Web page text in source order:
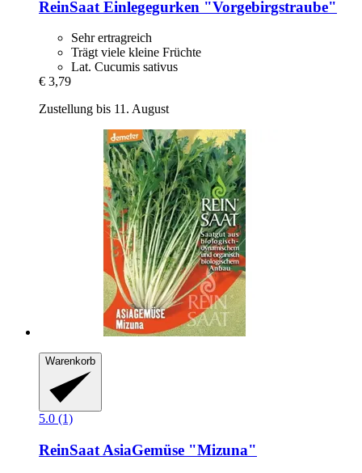
ReinSaat Einlegegurken "Vorgebirgstraube"
Sehr ertragreich
Trägt viele kleine Früchte
Lat. Cucumis sativus
€ 3,79
Zustellung bis 11. August
Warenkorb
5.0 (1)
ReinSaat AsiaGemüse "Mizuna"